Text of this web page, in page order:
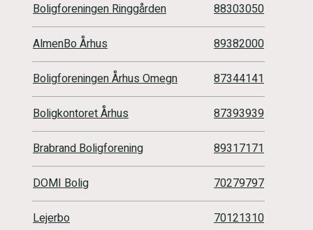
Boligforeningen Ringgården 88303050
AlmenBo Århus 89382000
Boligforeningen Århus Omegn 87344141
Boligkontoret Århus 87393939
Brabrand Boligforening 89317171
DOMI Bolig 70279797
Lejerbo 70121310